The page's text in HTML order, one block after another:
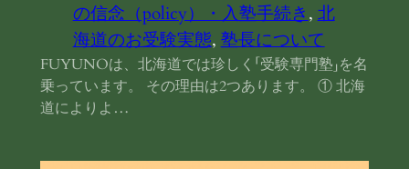
の信念（policy）・入塾手続き, 北
海道のお受験実態, 塾長について
FUYUNOは、北海道では珍しく「受験専門塾」を名
乗っています。 その理由は2つあります。 ① 北海
道によりよ…